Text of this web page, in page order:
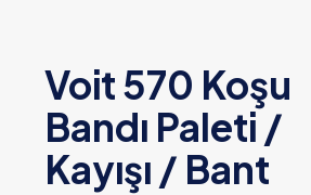
Voit 570 Koşu
Bandı Paleti /
Kayışı / Bant